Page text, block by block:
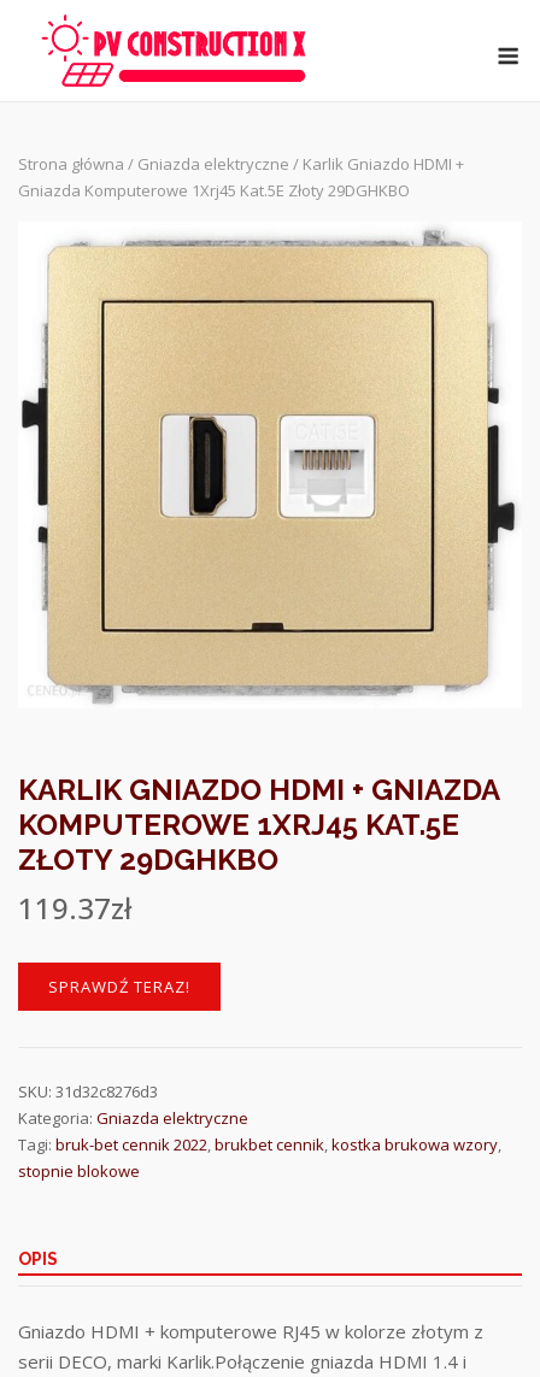
Strona główna / Gniazda elektryczne / Karlik Gniazdo HDMI +
Gniazda Komputerowe 1Xrj45 Kat.5E Złoty 29DGHKBO
KARLIK GNIAZDO HDMI + GNIAZDA
KOMPUTEROWE 1XRJ45 KAT.5E
ZŁOTY 29DGHKBO
119.37zł
SPRAWDŹ TERAZ!
SKU: 31d32c8276d3
Kategoria: Gniazda elektryczne
Tagi: bruk-bet cennik 2022,brukbet cennik,kostka brukowa wzory,
stopnie blokowe
OPIS
Gniazdo HDMI + komputerowe RJ45 w kolorze złotym z
serii DECO, marki Karlik.Połączenie gniazda HDMI 1.4 i